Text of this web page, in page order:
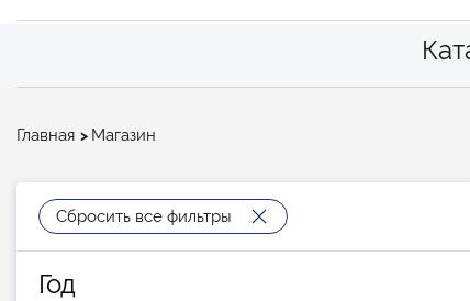
Строка
Главная Магазин
Сбросить все фильтры
Год